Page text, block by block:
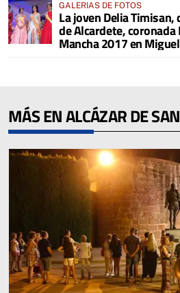
GALERIAS DE FOTOS
La joven Delia Timisan,
de Alcardete, coronada
Mancha 2017 en
MÁS EN ALCÁZAR DE